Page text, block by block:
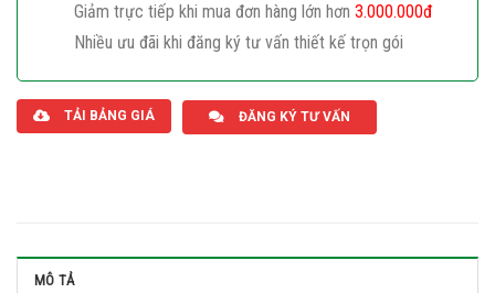
Giảm trực tiếp khi mua đơn hàng lớn hơn 3.000.000đ
Nhiều ưu đãi khi đăng ký tư vấn thiết kế trọn gói
TẢI BẢNG GIÁ ĐĂNG KÝ TƯ VẤN
MÔ TẢ